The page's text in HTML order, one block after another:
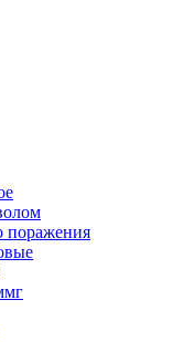
поражения